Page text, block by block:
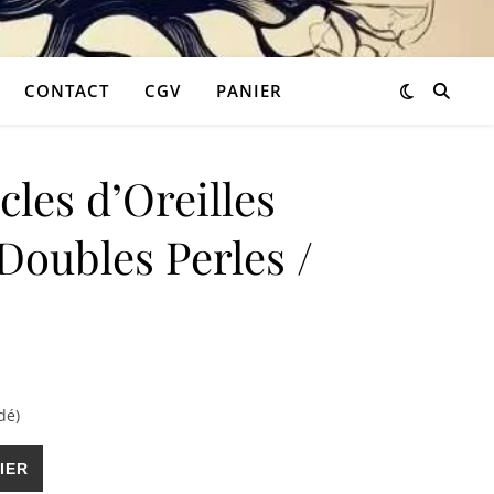
CONTACT CGV PANIER
d’Oreilles
Perles /
Pendantes Doubles Perles / Pompom